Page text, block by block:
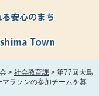
> 社会教育課 > 第77回大島
ラソンの参加チームを募